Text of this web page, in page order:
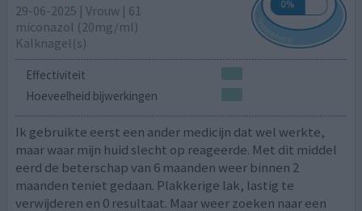
29-06-2025 | Vrouw | 61
miconazol (20mg/ml)
Kalknagel(s)
Effectiviteit
Hoeveelheid bijwerkingen
Ik gebruikte eerst een ander medicijn dat wel werkte,
maar waar mijn huid slecht op reageerde. Met dit middel
eerd de beterschap van 6 maanden weer binnen 2
maanden teniet gedaan. Plakkerige lak, lastig te
verwijderen en 0 resultaat. Maar weer zoeken naar een